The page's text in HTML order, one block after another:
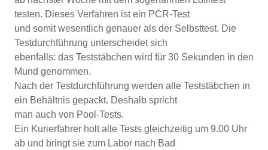
testen. Dieses Verfahren ist ein PCR-Test
und somit wesentlich genauer als der Selbsttest. Die
Testdurchführung unterscheidet sich
ebenfalls: das Teststäbchen wird für 30 Sekunden in den
Mund genommen.
Nach der Testdurchführung werden alle Teststäbchen in
ein Behältnis gepackt. Deshalb spricht
man auch von Pool-Tests.
Ein Kurierfahrer holt alle Tests gleichzeitig um 9.00 Uhr
ab und bringt sie zum Labor nach Bad